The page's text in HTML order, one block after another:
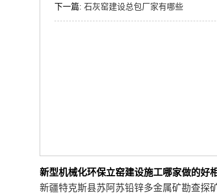
下一篇:石灰窑建设总包厂家有哪些
新型机械化环保立窑建设施工哪家做的好
新疆特克斯县苏阿苏铅锌多金属矿勘查探